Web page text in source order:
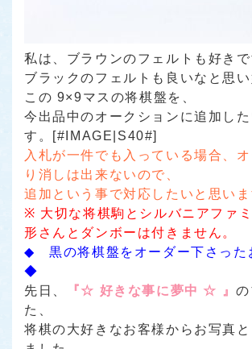
私は、ブラウンのフェルトも好きで
ブラックのフェルトも良いなと思い
この 9×9マスの将棋盤を、
今出品中のオークションに追加した
す。[#IMAGE|S40#]
入札が一件でも入っている場合、
り消しは出来ないので、
追加という事で対応したいと思い
※ 大切な将棋駒とシルバニアファ
形さんとダンボーは付きません。
◆ 黒の将棋盤をオーダー下さっ
◆
先日、
『☆ 好きな事に夢中 ☆ 』
た、
将棋の大好きなお客様からお写真